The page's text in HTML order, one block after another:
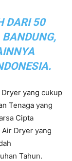
DARI 50
BANDUNG,
yang cukup
Tenaga yang
Cipta
Dryer yang
Tahun.